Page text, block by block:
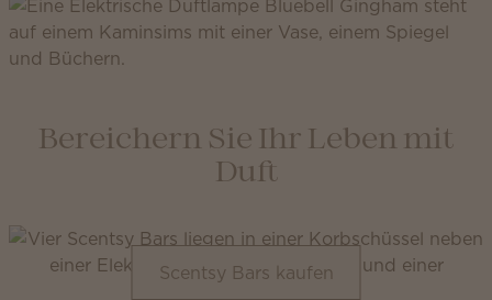
Bereichern Sie Ihr Leben mit
Duft
Scentsy Bars kaufen